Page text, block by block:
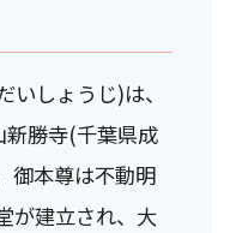
しょうじ)は、
新勝寺(千葉県成
御本尊は不動明
が建立され、大